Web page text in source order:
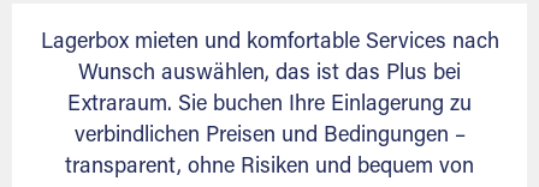
Lagerbox mieten und komfortable Services nach
Wunsch auswählen, das ist das Plus bei
Extraraum. Sie buchen Ihre Einlagerung zu
verbindlichen Preisen und Bedingungen –
transparent, ohne Risiken und bequem von